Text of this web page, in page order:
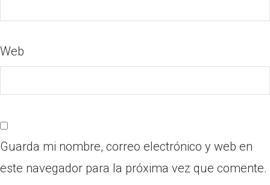
Web
Guarda mi nombre, correo electrónico y web en
este navegador para la próxima vez que comente.